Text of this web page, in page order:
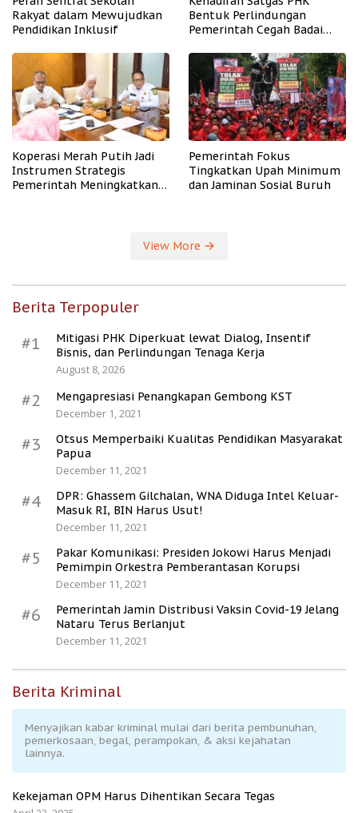
Rakyat dalam Mewujudkan
Pendidikan Inklusif
Bentuk Perlindungan
Pemerintah Cegah Badai
Koperasi Merah Putih Jadi
Instrumen Strategis
Pemerintah Meningkatkan
Pemerintah Fokus
Tingkatkan Upah Minimum
dan Jaminan Sosial Buruh
View More
Berita Terpopuler
#1
Mitigasi PHK Diperkuat lewat Dialog, Insentif
Bisnis, dan Perlindungan Tenaga Kerja
August 8, 2026
#2
Mengapresiasi Penangkapan Gembong KST
December 1, 2021
#3
Otsus Memperbaiki Kualitas Pendidikan Masyarakat
Papua
December 11, 2021
#4
DPR: Ghassem Gilchalan, WNA Diduga Intel Keluar-
Masuk RI, BIN Harus Usut!
December 11, 2021
#5
Pakar Komunikasi: Presiden Jokowi Harus Menjadi
Pemimpin Orkestra Pemberantasan Korupsi
December 11, 2021
#6
Pemerintah Jamin Distribusi Vaksin Covid-19 Jelang
Nataru Terus Berlanjut
December 11, 2021
Berita Kriminal
Menyajikan kabar kriminal mulai dari berita pembunuhan,
pemerkosaan, begal, perampokan, & aksi kejahatan
lainnya.
Kekejaman OPM Harus Dihentikan Secara Tegas